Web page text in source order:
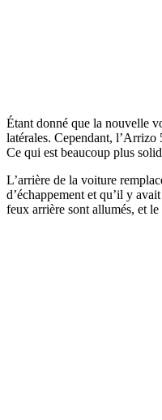
Étant donné que la nouvelle
latérales. Cependant,
Ce qui est beaucoup plus
L’arrière de la voiture
d’échappement et qu’il y
feux arrière sont allumés, et